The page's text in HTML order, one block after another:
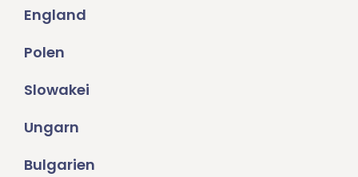
England
Polen
Slowakei
Ungarn
Bulgarien